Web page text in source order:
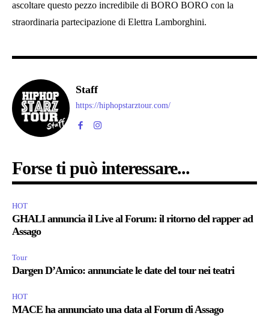
ascoltare questo pezzo incredibile di BORO BORO con la
straordinaria partecipazione di Elettra Lamborghini.
Staff
https://hiphopstarztour.com/
Forse ti può interessare...
HOT
GHALI annuncia il Live al Forum: il ritorno del rapper ad
Assago
Tour
Dargen D’Amico: annunciate le date del tour nei teatri
HOT
MACE ha annunciato una data al Forum di Assago